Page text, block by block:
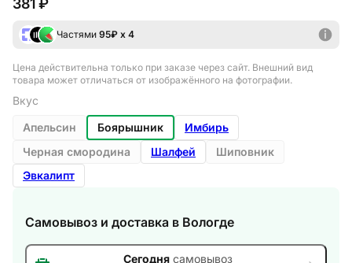
381 ₽
Частями 95₽ х 4
Цена действительна только при заказе через сайт. Внешний вид
товара может отличаться от изображённого на фотографии.
Вкус
Апельсин
Боярышник
Имбирь
Черная смородина
Шалфей
Шиповник
Эвкалипт
Самовывоз и доставка в Вологде
Сегоднясамовывоз